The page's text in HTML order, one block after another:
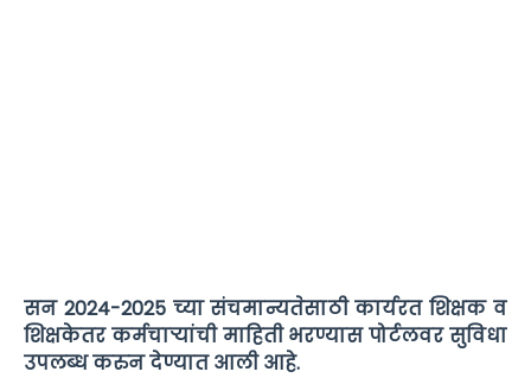
सन 2024-2025 च्या संचमान्यतेसाठी कार्यरत शिक्षक व
शिक्षकेतर कर्मचाऱ्यांची माहिती भरण्यास पोर्टलवर सुविधा
उपलब्ध करुन देण्यात आली आहे.